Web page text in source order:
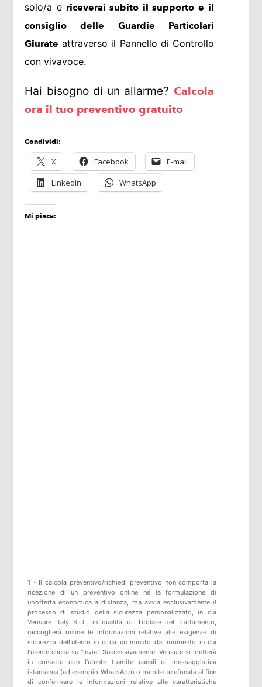
solo/a e riceverai subito il supporto e il
consiglio delle Guardie Particolari
Giurate attraverso il Pannello di Controllo
con vivavoce.
Hai bisogno di un allarme? Calcola
ora il tuo preventivo gratuito
Condividi:
X Facebook
E-mail
LinkedIn
WhatsApp
Mi piace:
1 - Il calcola preventivo/richiedi preventivo non comporta la
ricezione di un preventivo online né la formulazione di
un’offerta economica a distanza, ma avvia esclusivamente il
processo di studio della sicurezza personalizzato, in cui
Verisure Italy S.r.l., in qualità di Titolare del trattamento,
raccoglierà online le informazioni relative alle esigenze di
sicurezza dell'utente in circa un minuto dal momento in cui
l’utente clicca su "invia". Successivamente, Verisure si metterà
in contatto con l’utente tramite canali di messaggistica
istantanea (ad esempio WhatsApp) o tramite telefonata al fine
di confermare le informazioni relative alle caratteristiche